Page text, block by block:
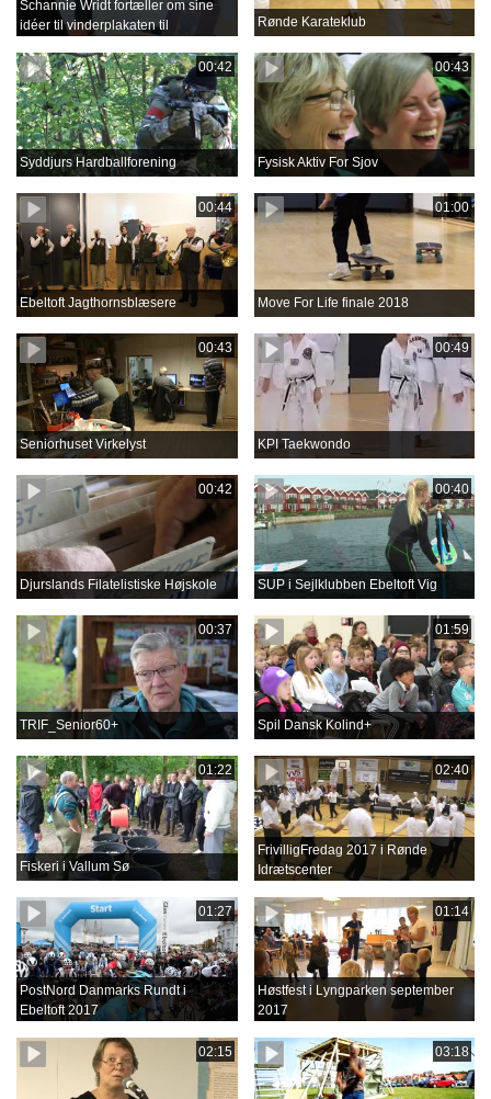
Schannie Wridt fortæller om sine
idéer til vinderplakaten til
Rønde Karateklub
00:42
Syddjurs Hardballforening
00:43
Fysisk Aktiv For Sjov
00:44
Ebeltoft Jagthornsblæsere
01:00
Move For Life finale 2018
00:43
Seniorhuset Virkelyst
00:49
KPI Taekwondo
00:42
Djurslands Filatelistiske Højskole
00:40
SUP i Sejlklubben Ebeltoft Vig
00:37
TRIF_Senior60+
01:59
Spil Dansk Kolind+
01:22
Fiskeri i Vallum Sø
02:40
FrivilligFredag 2017 i Rønde
Idrætscenter
01:27
PostNord Danmarks Rundt i
Ebeltoft 2017
01:14
Høstfest i Lyngparken september
2017
02:15 03:18